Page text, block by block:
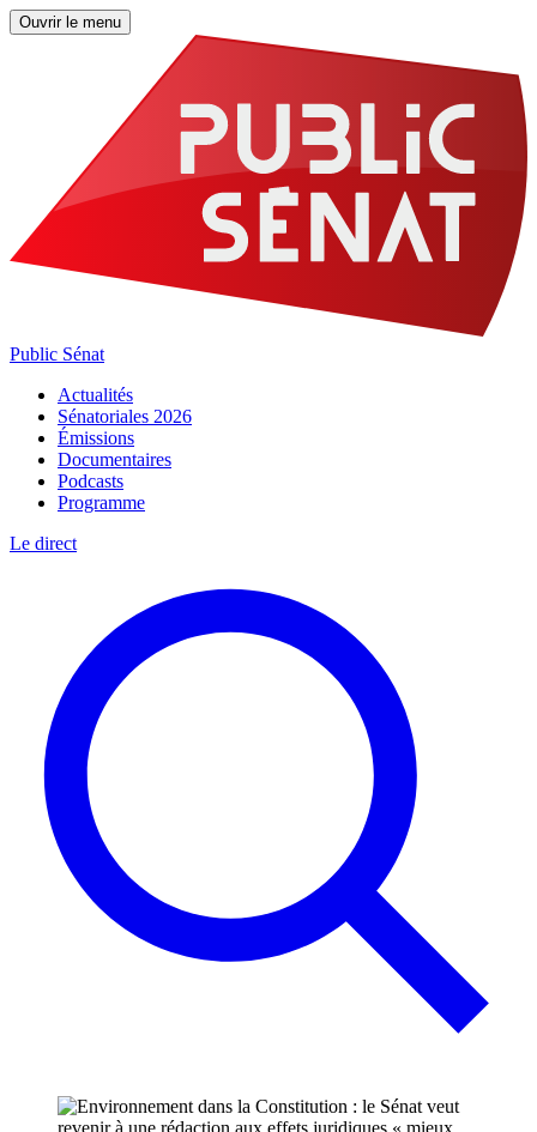
Ouvrir le menu
Public Sénat
Actualités
Sénatoriales 2026
Émissions
Documentaires
Podcasts
Programme
Le direct